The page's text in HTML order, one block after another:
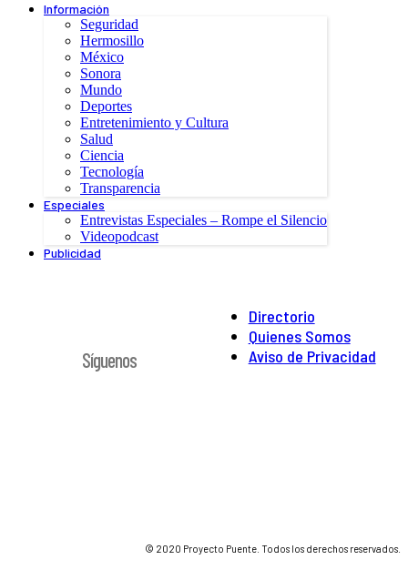
Información
Seguridad
Hermosillo
México
Sonora
Mundo
Deportes
Entretenimiento y Cultura
Salud
Ciencia
Tecnología
Transparencia
Especiales
Entrevistas Especiales – Rompe el Silencio
Videopodcast
Publicidad
Directorio
Quienes Somos
Aviso de Privacidad
Síguenos
© 2020 Proyecto Puente. Todos los derechos reservados.